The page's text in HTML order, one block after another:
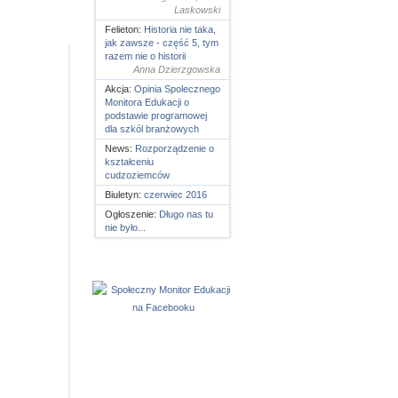
Laskowski
Felieton: Historia nie taka,
jak zawsze - część 5, tym
razem nie o historii
Anna Dzierzgowska
Akcja: Opinia Spolecznego
Monitora Edukacji o
podstawie programowej
dla szkól branżowych
News: Rozporządzenie o
kształceniu
cudzoziemców
Biuletyn: czerwiec 2016
Ogłoszenie: Długo nas tu
nie było...